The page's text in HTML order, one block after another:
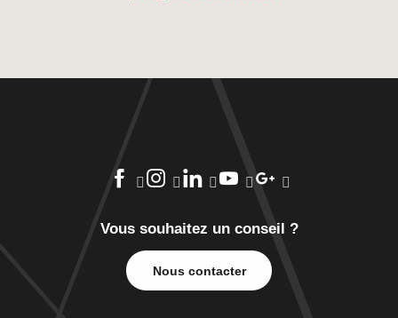
Vous souhaitez un conseil ?
Nous contacter